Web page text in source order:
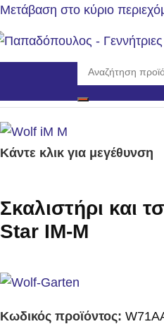
Μετάβαση στο κύριο
Αρχική σελίδα/Εργαλεία/
Κάντε κλικ για μεγέθυνση
Σκαλιστήρι και
Star IM-M
Κωδικός προϊόντος: